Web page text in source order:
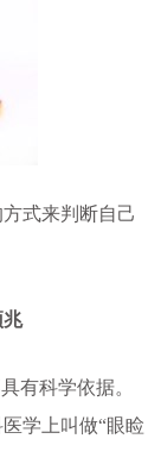
式来判断自己
有科学依据。
学上叫做“眼睑